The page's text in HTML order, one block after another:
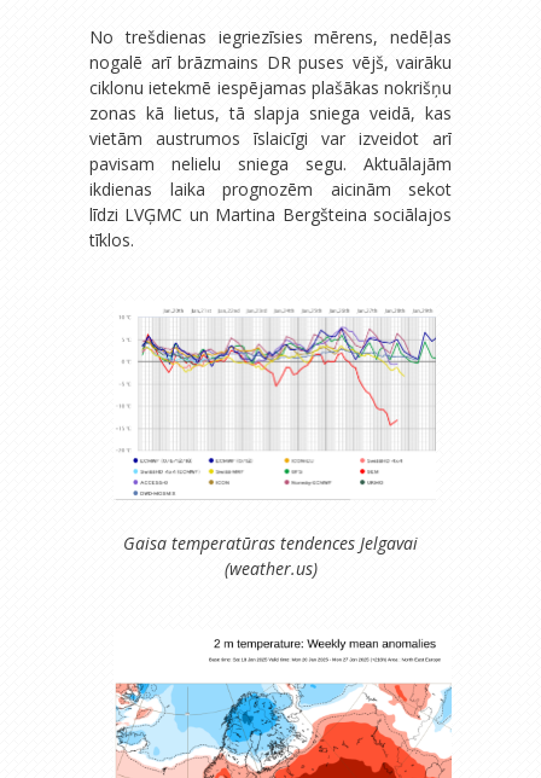
No trešdienas iegriezīsies mērens, nedēļas
nogalē arī brāzmains DR puses vējš, vairāku
ciklonu ietekmē iespējamas plašākas nokrišņu
zonas kā lietus, tā slapja sniega veidā, kas
vietām austrumos īslaicīgi var izveidot arī
pavisam nelielu sniega segu. Aktuālajām
ikdienas laika prognozēm aicinām sekot
līdzi LVĢMC un Martina Bergšteina sociālajos
tīklos.
Gaisa temperatūras tendences Jelgavai
(weather.us)